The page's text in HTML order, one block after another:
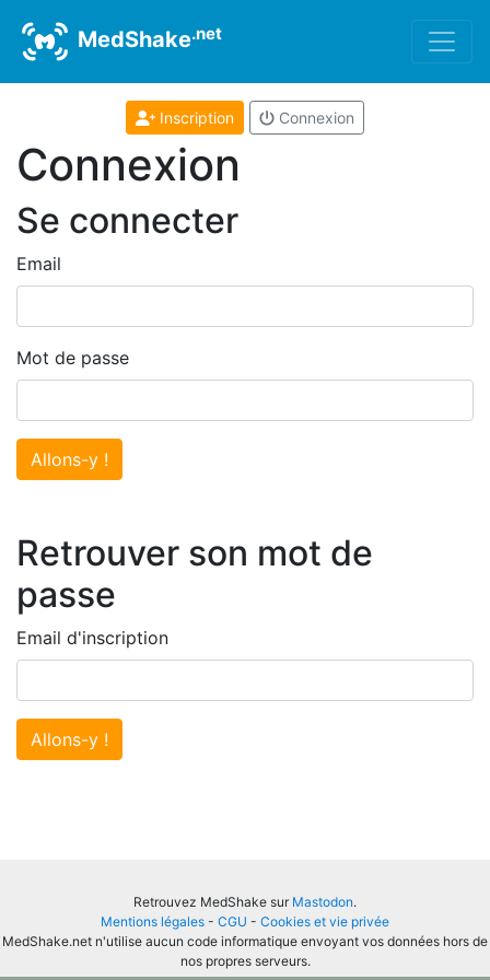
MedShake.net
Inscription Connexion
Connexion
Se connecter
Email
Mot de passe
Allons-y !
Retrouver son mot de
passe
Email d'inscription
Allons-y !
Retrouvez MedShake sur Mastodon.
Mentions légales - CGU - Cookies et vie privée
MedShake.net n'utilise aucun code informatique envoyant vos données hors de
nos propres serveurs.